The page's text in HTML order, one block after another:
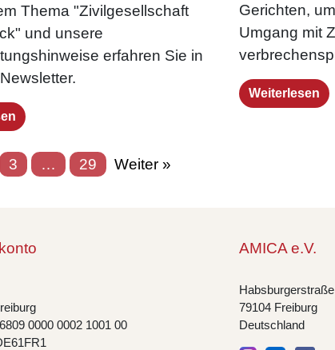
Thema "Zivilgesellschaft
und unsere
erfahren Sie in
Gerichten,
Umgang mit
Weiterlesen
3 … 29 Weiter »
0000 0002 1001 00
AMICA e.V.
79104 Freiburg
Deutschland